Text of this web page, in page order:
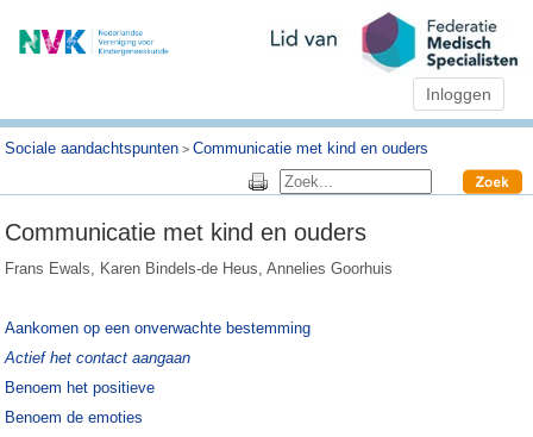
Inloggen
Sociale aandachtspunten >Communicatie met kind en ouders
Communicatie met kind en ouders
Frans Ewals, Karen Bindels-de Heus, Annelies Goorhuis
Aankomen op een onverwachte bestemming
Actief het contact aangaan
Benoem het positieve
Benoem de emoties